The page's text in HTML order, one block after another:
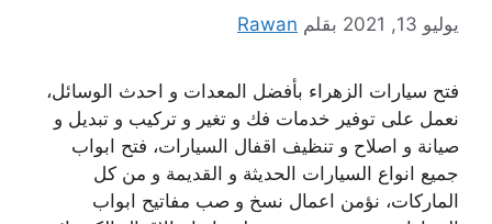
يوليو 13, 2021 بقلم Rawan
فتح سيارات الزهراء بأفضل المعدات و احدث الوسائل،
نعمل على توفير خدمات فك و تغير و تركيب و تبديل و
صيانة و اصلاح و تنظيف اقفال السيارات، فتح ابواب
جميع انواع السيارات الحديثة و القديمة و من كل
الماركات، نؤمن اعمال نسخ و صب مفاتيح ابواب